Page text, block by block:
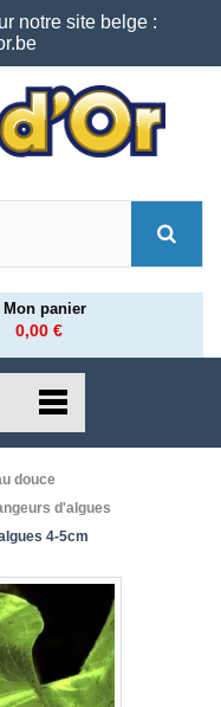
notre site belge :
Mon panier
0,00 €
douce
d'algues
4-5cm